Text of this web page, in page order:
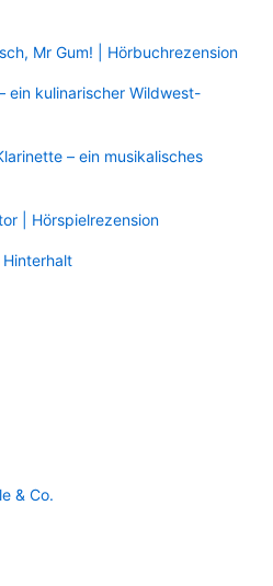
Mr Gum! | Hörbuchrezension
ein kulinarischer Wildwest-
– ein musikalisches
| Hörspielrezension
Hinterhalt
& Co.